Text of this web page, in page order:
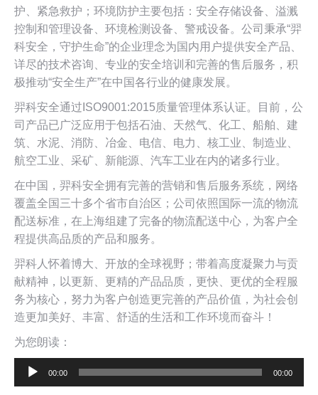
护、紧急救护；环境防护主要包括：安全存储设备、溢溅
控制和管理设备、环境检测设备、警戒设备。公司秉承“羿
科安全，守护生命”的企业理念为国内用户提供安全产品、
详尽的技术咨询、专业的安全培训和完善的售后服务，积
极推动“安全生产”在中国各行业的健康发展。
羿科安全通过ISO9001:2015质量管理体系认证。目前，公
司产品已广泛应用于包括石油、天然气、化工、船舶、建
筑、水泥、消防、冶金、电信、电力、核工业、制造业、
航空工业、采矿、新能源、汽车工业在内的诸多行业。
在中国，羿科安全拥有完善的营销和售后服务系统，网络
覆盖全国三十多个省市自治区；公司依照国际一流的物流
配送标准，在上海组建了完备的物流配送中心，为客户全
程提供高品质的产品和服务。
羿科人怀着博大、开放的全球视野；带着高度凝聚力与贡
献精神，以更新、更精的产品品质，更快、更优的全程服
务为核心，努力为客户创造更完善的产品价值，为社会创
造更加美好、丰富、舒适的生活和工作环境而奋斗！
为您朗读：
频
00:00 00:00